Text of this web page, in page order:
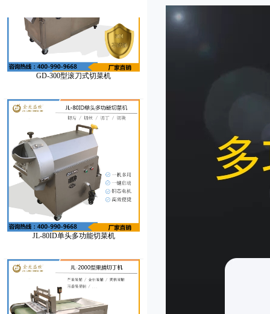
GD-300型滚刀式切菜机
JL-80ID单头多功能切菜机